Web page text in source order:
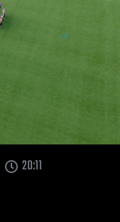
20:11